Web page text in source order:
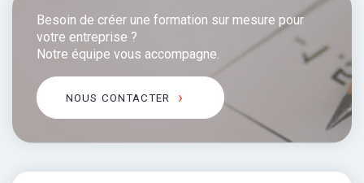
Besoin de créer une formation sur mesure pour
votre entreprise ?
Notre équipe vous accompagne.
NOUS CONTACTER